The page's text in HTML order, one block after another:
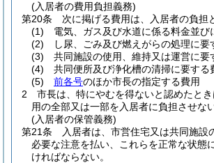
(入居者の費用負担義務)
第20条
次に掲げる費用は、入居者の負担
(1)
電気、ガス及び水道に係る料金並び
(2)
し尿、ごみ及び燃えがらの処理に要
(3)
共同施設の使用、維持又は運営に要
(4)
共同便所及び浄化槽の清掃に要する
(5)
前各号のほか市長の指定する費用
2
市長は、特にやむを得ないと認めたとき
用の全部又は一部を入居者に負担させな
(入居者の保管義務)
第21条
入居者は、市営住宅又は共同施設
必要な注意を払い、これらを正常な状態
ければならない。